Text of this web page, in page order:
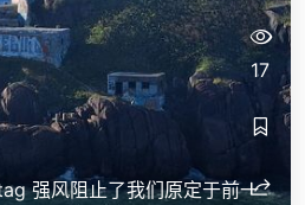
强风阻止了我们原定于前一
17